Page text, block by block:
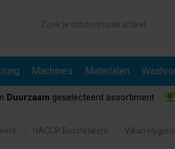
Machines Materialen
Duurzaam geselecteerd assortiment
HACCP Borstelwerk Vikan